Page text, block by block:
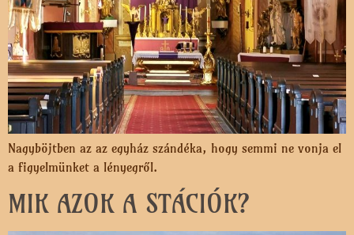
Nagyböjtben az az egyház szándéka, hogy semmi ne vonja el
a figyelmünket a lényegről.
MIK AZOK A STÁCIÓK?